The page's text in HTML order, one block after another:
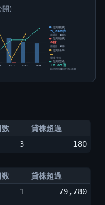
開)
07-17 07-24 07-31
信用買残
3,890株
前週比 -280株
信用売残
0株
前週比 -10株
信用倍率
―
買残÷売残
信用需給
+0.03倍
純信用残÷5日平均出来高
数 貸株超過
3 180
数 貸株超過
1
79,780